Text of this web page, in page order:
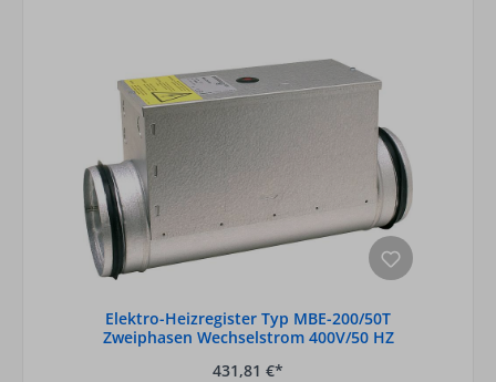
Elektro-Heizregister Typ MBE-200/50T
Zweiphasen Wechselstrom 400V/50 HZ
431,81 €*